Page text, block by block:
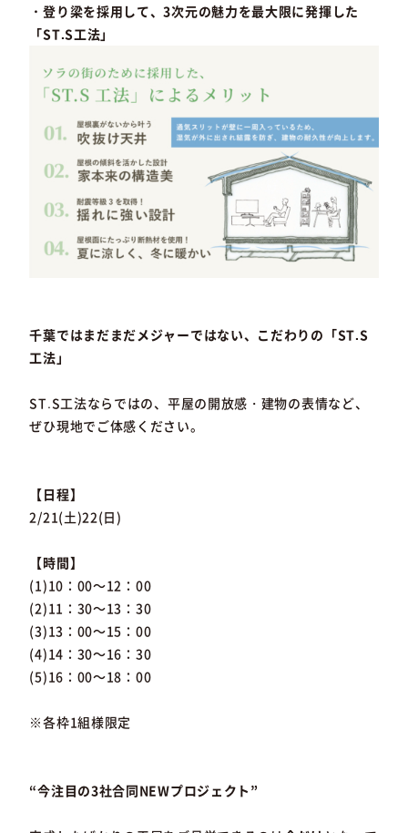
・登り梁を採用して、3次元の魅力を最大限に発揮した
「ST.S工法」
千葉ではまだまだメジャーではない、こだわりの「ST.S
工法」
ST.S工法ならではの、平屋の開放感・建物の表情など、
ぜひ現地でご体感ください。
【日程】
2/21(土)22(日)
【時間】
(1)10：00～12：00
(2)11：30～13：30
(3)13：00～15：00
(4)14：30～16：30
(5)16：00～18：00
※各枠1組様限定
“今注目の3社合同NEWプロジェクト”